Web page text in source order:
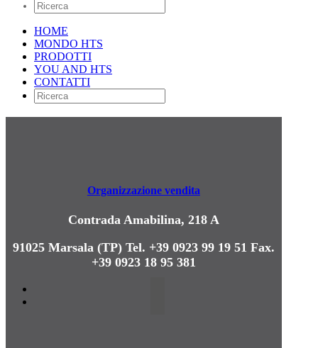
HOME
MONDO HTS
PRODOTTI
YOU AND HTS
CONTATTI
Organizzazione vendita
Contrada Amabilina, 218 A
91025 Marsala (TP)Tel. +39 0923 99 19 51 Fax.
+39 0923 18 95 381